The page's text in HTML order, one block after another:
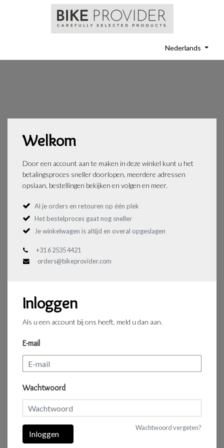
Nederlands
Welkom
Door een account aan te maken in deze winkel kunt u het
betalingsproces sneller doorlopen, meerdere adressen
opslaan, bestellingen bekijken en volgen en meer.
Al je orders en retouren op één plek
Het bestelproces gaat nog sneller
Je winkelwagen is altijd en overal opgeslagen
+31 6 2535 4421
orders@bikeprovider.com
Inloggen
Als u een account bij ons heeft, meld u dan aan.
E-mail
Wachtwoord
Wachtwoord vergeten?
Inloggen